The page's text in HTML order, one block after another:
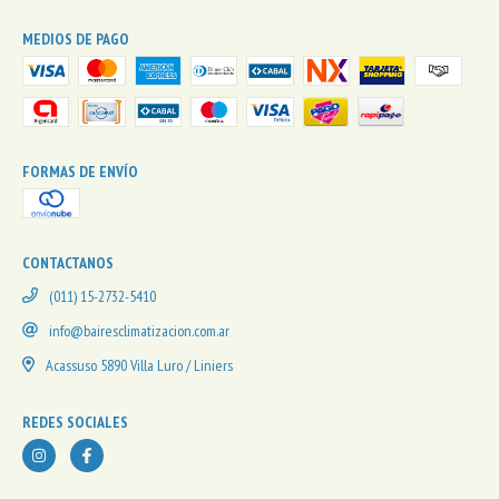
MEDIOS DE PAGO
FORMAS DE ENVÍO
CONTACTANOS
(011) 15-2732-5410
info@bairesclimatizacion.com.ar
Acassuso 5890 Villa Luro / Liniers
REDES SOCIALES